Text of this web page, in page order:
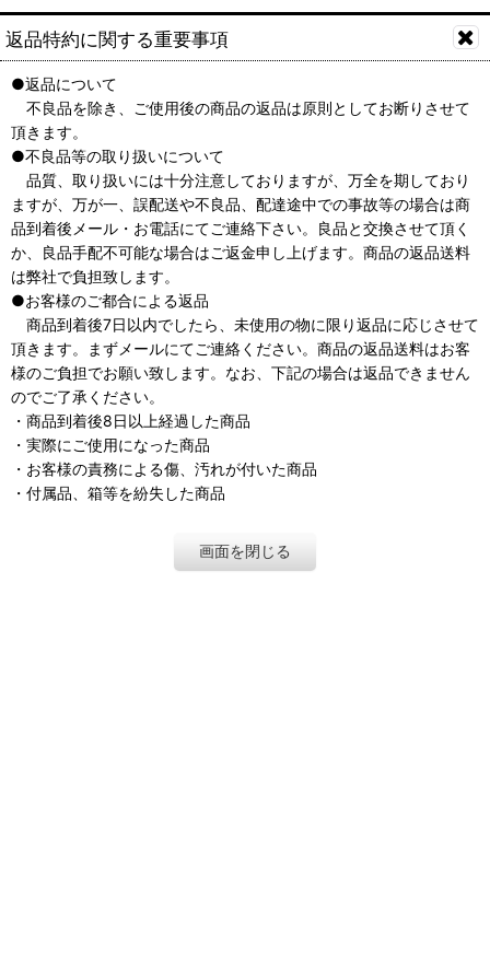
返品特約に関する重要事項
●返品について
不良品を除き、ご使用後の商品の返品は原則としてお断りさせて
頂きます。
●不良品等の取り扱いについて
品質、取り扱いには十分注意しておりますが、万全を期しており
ますが、万が一、誤配送や不良品、配達途中での事故等の場合は商
品到着後メール・お電話にてご連絡下さい。良品と交換させて頂く
か、良品手配不可能な場合はご返金申し上げます。商品の返品送料
は弊社で負担致します。
●お客様のご都合による返品
商品到着後7日以内でしたら、未使用の物に限り返品に応じさせて
頂きます。まずメールにてご連絡ください。商品の返品送料はお客
様のご負担でお願い致します。なお、下記の場合は返品できません
のでご了承ください。
・商品到着後8日以上経過した商品
・実際にご使用になった商品
・お客様の責務による傷、汚れが付いた商品
・付属品、箱等を紛失した商品
画面を閉じる